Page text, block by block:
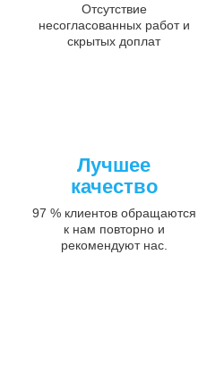
Отсутствие
несогласованных работ и
скрытых доплат
Лучшее
качество
97 % клиентов обращаются
к нам повторно и
рекомендуют нас.